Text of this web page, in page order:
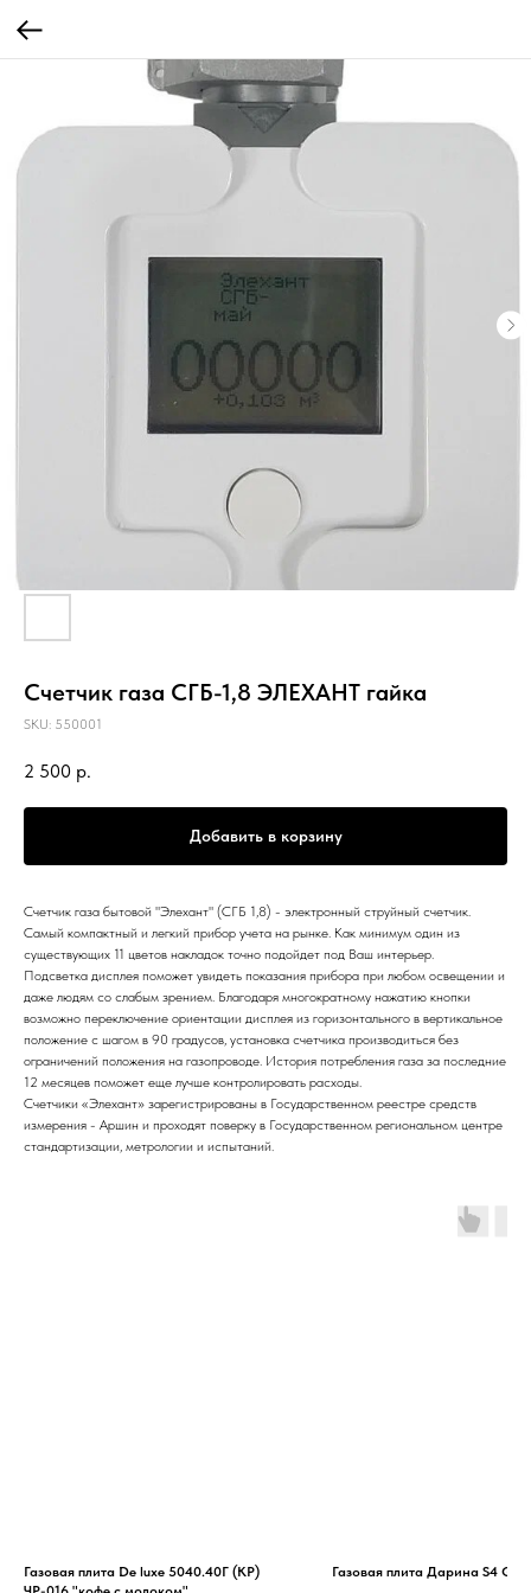
Счетчик газа СГБ-1,8 ЭЛЕХАНТ гайка
SKU: 550001
2 500 р.
Добавить в корзину
Счетчик газа бытовой "Элехант" (СГБ 1,8) - электронный струйный счетчик.
Самый компактный и легкий прибор учета на рынке. Как минимум один из
существующих 11 цветов накладок точно подойдет под Ваш интерьер.
Подсветка дисплея поможет увидеть показания прибора при любом освещении и
даже людям со слабым зрением. Благодаря многократному нажатию кнопки
возможно переключение ориентации дисплея из горизонтального в вертикальное
положение с шагом в 90 градусов, установка счетчика производиться без
ограничений положения на газопроводе. История потребления газа за последние
12 месяцев поможет еще лучше контролировать расходы.
Счетчики «Элехант» зарегистрированы в Государственном реестре средств
измерения - Аршин и проходят поверку в Государственном региональном центре
стандартизации, метрологии и испытаний.
Газовая плита De luxe 5040.40Г (КР)
Газовая плита Дарина S4 GM